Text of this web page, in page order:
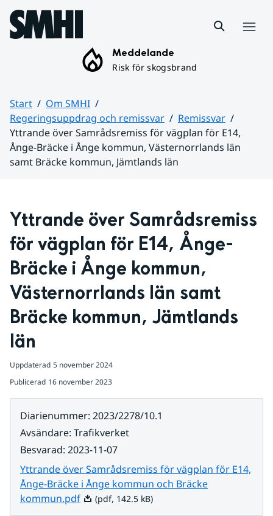
Hoppa till sidans innehåll
Meddelande
Risk för skogsbrand
Start
Om SMHI
Regeringsuppdrag och remissvar
Remissvar
Yttrande över Samrådsremiss för vägplan för E14,
Ånge-Bräcke i Ånge kommun, Västernorrlands län
samt Bräcke kommun, Jämtlands län
Yttrande över Samrådsremiss
för vägplan för E14, Ånge-
Bräcke i Ånge kommun,
Västernorrlands län samt
Bräcke kommun, Jämtlands
län
Uppdaterad 5 november 2024
Publicerad 16 november 2023
Diarienummer: 2023/2278/10.1
Avsändare: Trafikverket
Besvarad: 2023-11-07
Yttrande över Samrådsremiss för vägplan för E14,
Ånge-Bräcke i Ånge kommun och Bräcke
kommun.pdfPdf, 142.5 kB.
(pdf, 142.5 kB)